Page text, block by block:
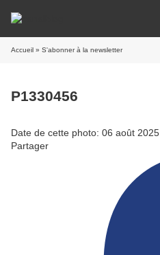
Accueil » S'abonner à la newsletter
P1330456
Date de cette photo: 06 août 2025
Partager